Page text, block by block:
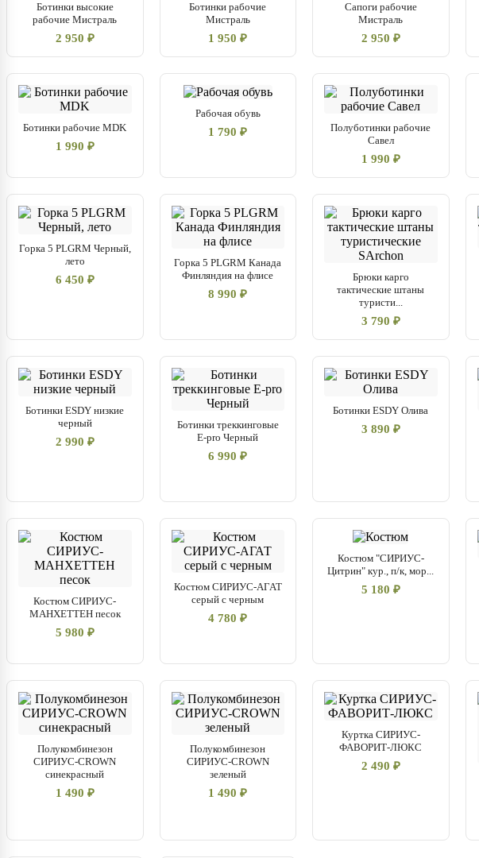
Ботинки высокие
рабочие Мистраль
2 950 ₽
Ботинки рабочие
Мистраль
1 950 ₽
Сапоги рабочие
Мистраль
2 950 ₽
Ботинки рабочие MDK
1 990 ₽
Рабочая обувь
1 790 ₽
Полуботинки рабочие
Савел
1 990 ₽
Горка 5 PLGRM Черный,
лето
6 450 ₽
Горка 5 PLGRM Канада
Финляндия на флисе
8 990 ₽
Брюки карго
тактические штаны
туристи...
3 790 ₽
Ботинки ESDY низкие
черный
2 990 ₽
Ботинки треккинговые
E-pro Черный
6 990 ₽
Ботинки ESDY Олива
3 890 ₽
Костюм СИРИУС-
МАНХЕТТЕН песок
5 980 ₽
Костюм СИРИУС-АГАТ
серый с черным
4 780 ₽
Костюм "СИРИУС-
Цитрин" кур., п/к, мор...
5 180 ₽
Полукомбинезон
СИРИУС-CROWN
синекрасный
1 490 ₽
Полукомбинезон
СИРИУС-CROWN
зеленый
1 490 ₽
Куртка СИРИУС-
ФАВОРИТ-ЛЮКС
2 490 ₽